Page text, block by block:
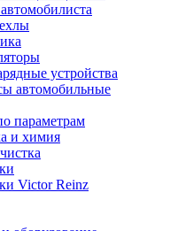
устройства
автомобильные
параметрам
и химия
Victor Reinz